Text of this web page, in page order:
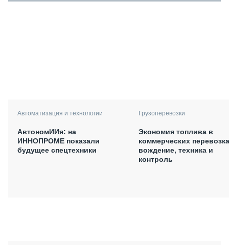
Автоматизация и технологии
АвтономИИя: на
ИННОПРОМЕ показали
будущее спецтехники
Грузоперевозки
Экономия топлива в
коммерческих
вождение, техника и
контроль